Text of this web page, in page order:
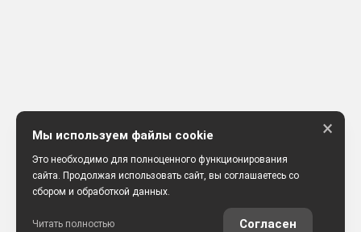
Мы используем файлы cookie
Это необходимо для полноценного функционирования
сайта. Продолжая использовать сайт, вы соглашаетесь со
сбором и обработкой данных.
Читать полностью Согласен
×